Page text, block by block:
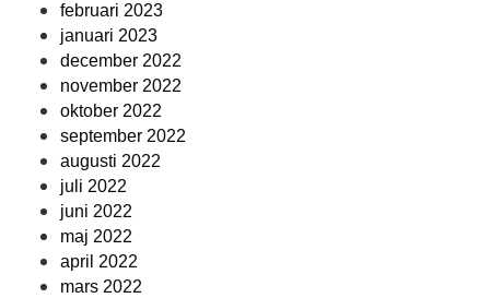
februari 2023
januari 2023
december 2022
november 2022
oktober 2022
september 2022
augusti 2022
juli 2022
juni 2022
maj 2022
april 2022
mars 2022